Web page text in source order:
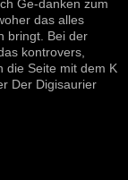
Ge-danken zum
das alles
bringt. Bei der
kontrovers,
die Seite mit dem K
Der Digisaurier